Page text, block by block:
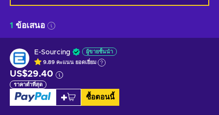
1 ข้อเสนอ
E-Sourcing ผู้ขายชั้นนำ
9.89 คะแนน ยอดเยี่ยม
US$29.40
ราคาต่ำที่สุด
ซื้อตอนนี้